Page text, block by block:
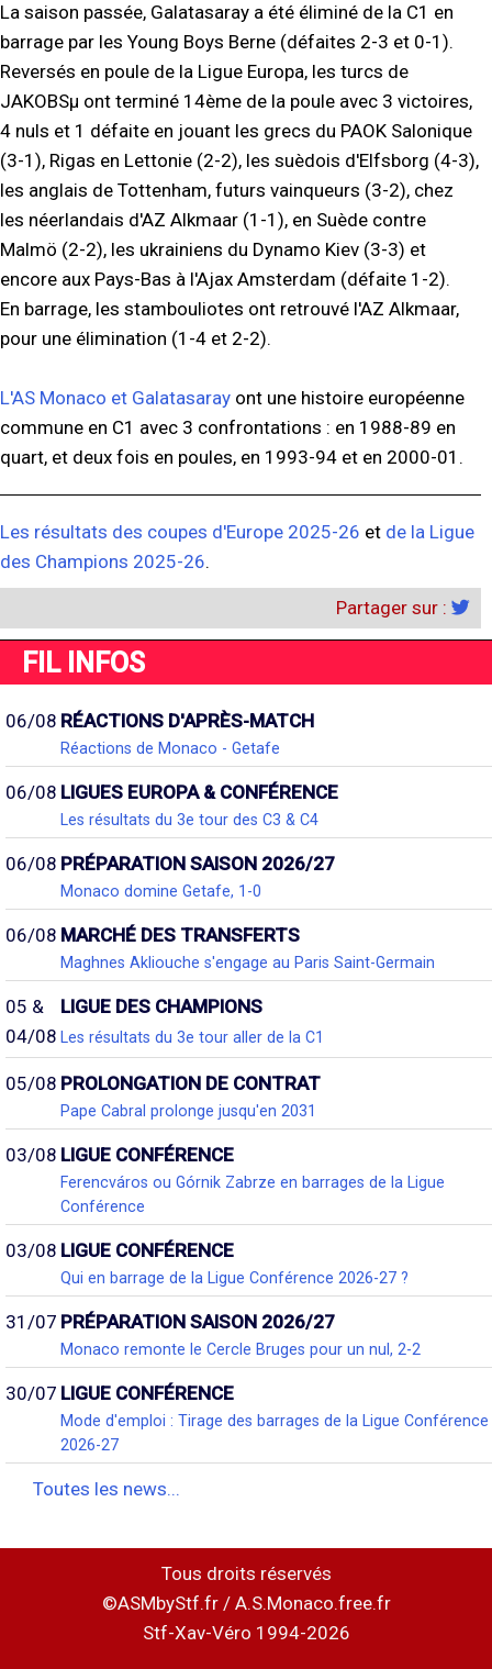
La saison passée, Galatasaray a été éliminé de la C1 en
barrage par les Young Boys Berne (défaites 2-3 et 0-1).
Reversés en poule de la Ligue Europa, les turcs de
JAKOBSµ ont terminé 14ème de la poule avec 3 victoires,
4 nuls et 1 défaite en jouant les grecs du PAOK Salonique
(3-1), Rigas en Lettonie (2-2), les suèdois d'Elfsborg (4-3),
les anglais de Tottenham, futurs vainqueurs (3-2), chez
les néerlandais d'AZ Alkmaar (1-1), en Suède contre
Malmö (2-2), les ukrainiens du Dynamo Kiev (3-3) et
encore aux Pays-Bas à l'Ajax Amsterdam (défaite 1-2).
En barrage, les stambouliotes ont retrouvé l'AZ Alkmaar,
pour une élimination (1-4 et 2-2).
L'AS Monaco et Galatasaray ont une histoire européenne
commune en C1 avec 3 confrontations : en 1988-89 en
quart, et deux fois en poules, en 1993-94 et en 2000-01.
Les résultats des coupes d'Europe 2025-26 et de la Ligue
des Champions 2025-26.
Partager sur :
FIL INFOS
06/08 RÉACTIONS D'APRÈS-MATCH
Réactions de Monaco - Getafe
06/08 LIGUES EUROPA & CONFÉRENCE
Les résultats du 3e tour des C3 & C4
06/08 PRÉPARATION SAISON 2026/27
Monaco domine Getafe, 1-0
06/08 MARCHÉ DES TRANSFERTS
Maghnes Akliouche s'engage au Paris Saint-Germain
05 &
04/08
LIGUE DES CHAMPIONS
Les résultats du 3e tour aller de la C1
05/08 PROLONGATION DE CONTRAT
Pape Cabral prolonge jusqu'en 2031
03/08 LIGUE CONFÉRENCE
Ferencváros ou Górnik Zabrze en barrages de la Ligue
Conférence
03/08 LIGUE CONFÉRENCE
Qui en barrage de la Ligue Conférence 2026-27 ?
31/07 PRÉPARATION SAISON 2026/27
Monaco remonte le Cercle Bruges pour un nul, 2-2
30/07 LIGUE CONFÉRENCE
Mode d'emploi : Tirage des barrages de la Ligue Conférence
2026-27
Toutes les news...
Tous droits réservés
©ASMbyStf.fr / A.S.Monaco.free.fr
Stf-Xav-Véro 1994-2026